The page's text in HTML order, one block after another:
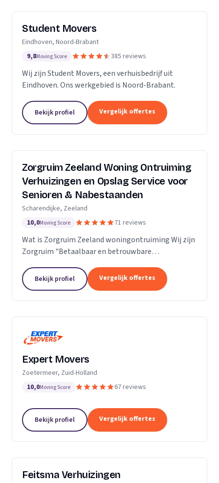
Student Movers
Eindhoven, Noord-Brabant
9,8Moving Score 385 reviews
Wij zijn Student Movers, een verhuisbedrijf uit
Eindhoven. Ons werkgebied is Noord-Brabant.
Bekijk profiel Vergelijk offertes
Zorgruim Zeeland Woning Ontruiming
Verhuizingen en Opslag Service voor
Senioren & Nabestaanden
Scharendijke, Zeeland
10,0Moving Score 71 reviews
Wat is Zorgruim Zeeland woningontruiming Wij zijn
Zorgruim "Betaalbaar en betrouwbare
kleine verhuizingen.” Onze Kwaliteit is namelijk zo
ongelofelijk...
Bekijk profiel Vergelijk offertes
Expert Movers
Zoetermeer, Zuid-Holland
10,0Moving Score 67 reviews
Bekijk profiel Vergelijk offertes
Feitsma Verhuizingen